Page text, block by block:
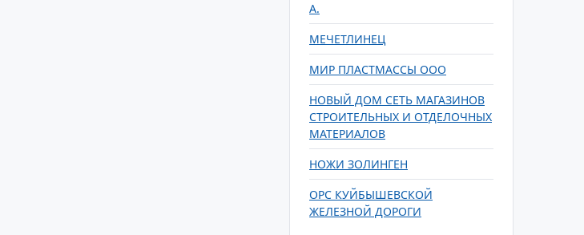
А.
МЕЧЕТЛИНЕЦ
МИР ПЛАСТМАССЫ ООО
НОВЫЙ ДОМ СЕТЬ МАГАЗИНОВ
СТРОИТЕЛЬНЫХ И ОТДЕЛОЧНЫХ
МАТЕРИАЛОВ
НОЖИ ЗОЛИНГЕН
ОРС КУЙБЫШЕВСКОЙ
ЖЕЛЕЗНОЙ ДОРОГИ